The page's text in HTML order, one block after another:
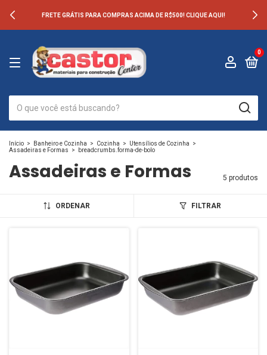
FRETE GRÁTIS PARA COMPRAS ACIMA DE R$500! CLIQUE AQUI!
0
Início > Banheiro e Cozinha > Cozinha > Utensílios de Cozinha
>
Assadeiras e Formas
> breadcrumbs.forma-de-bolo
Assadeiras e Formas 5 produtos
ORDENAR FILTRAR